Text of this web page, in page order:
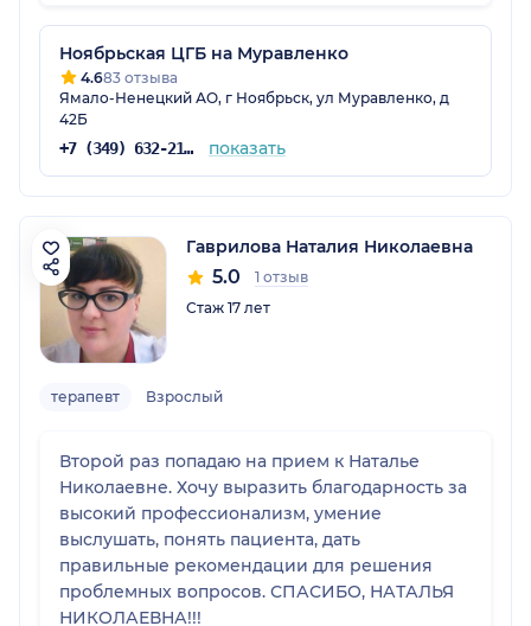
Ноябрьская ЦГБ на Муравленко
4.683 отзыва
Ямало-Ненецкий АО, г Ноябрьск, ул Муравленко, д
42Б
+7 (349) 632-21-13 показать
Гаврилова Наталия Николаевна
5.0
1 отзыв
Стаж 17 лет
терапевт Взрослый
Второй раз попадаю на прием к Наталье
Николаевне. Хочу выразить благодарность за
высокий профессионализм, умение
выслушать, понять пациента, дать
правильные рекомендации для решения
проблемных вопросов. СПАСИБО, НАТАЛЬЯ
НИКОЛАЕВНА!!!